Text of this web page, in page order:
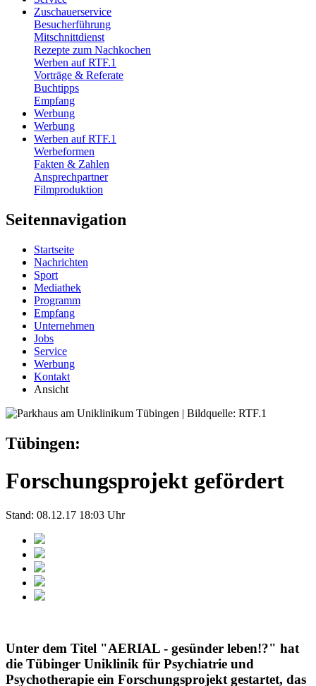
Zuschauerservice
Besucherführung
Mitschnittdienst
Rezepte zum Nachkochen
Werben auf RTF.1
Vorträge & Referate
Buchtipps
Empfang
Werbung
Werbung
Werben auf RTF.1
Werbeformen
Fakten & Zahlen
Ansprechpartner
Filmproduktion
Seitennavigation
Startseite
Nachrichten
Sport
Mediathek
Programm
Empfang
Unternehmen
Jobs
Service
Werbung
Kontakt
Ansicht
Tübingen:
Forschungsprojekt gefördert
Stand: 08.12.17 18:03 Uhr
Unter dem Titel "AERIAL - gesünder leben!?" hat
die Tübinger Uniklinik für Psychiatrie und
Psychotherapie ein Forschungsprojekt gestartet, das